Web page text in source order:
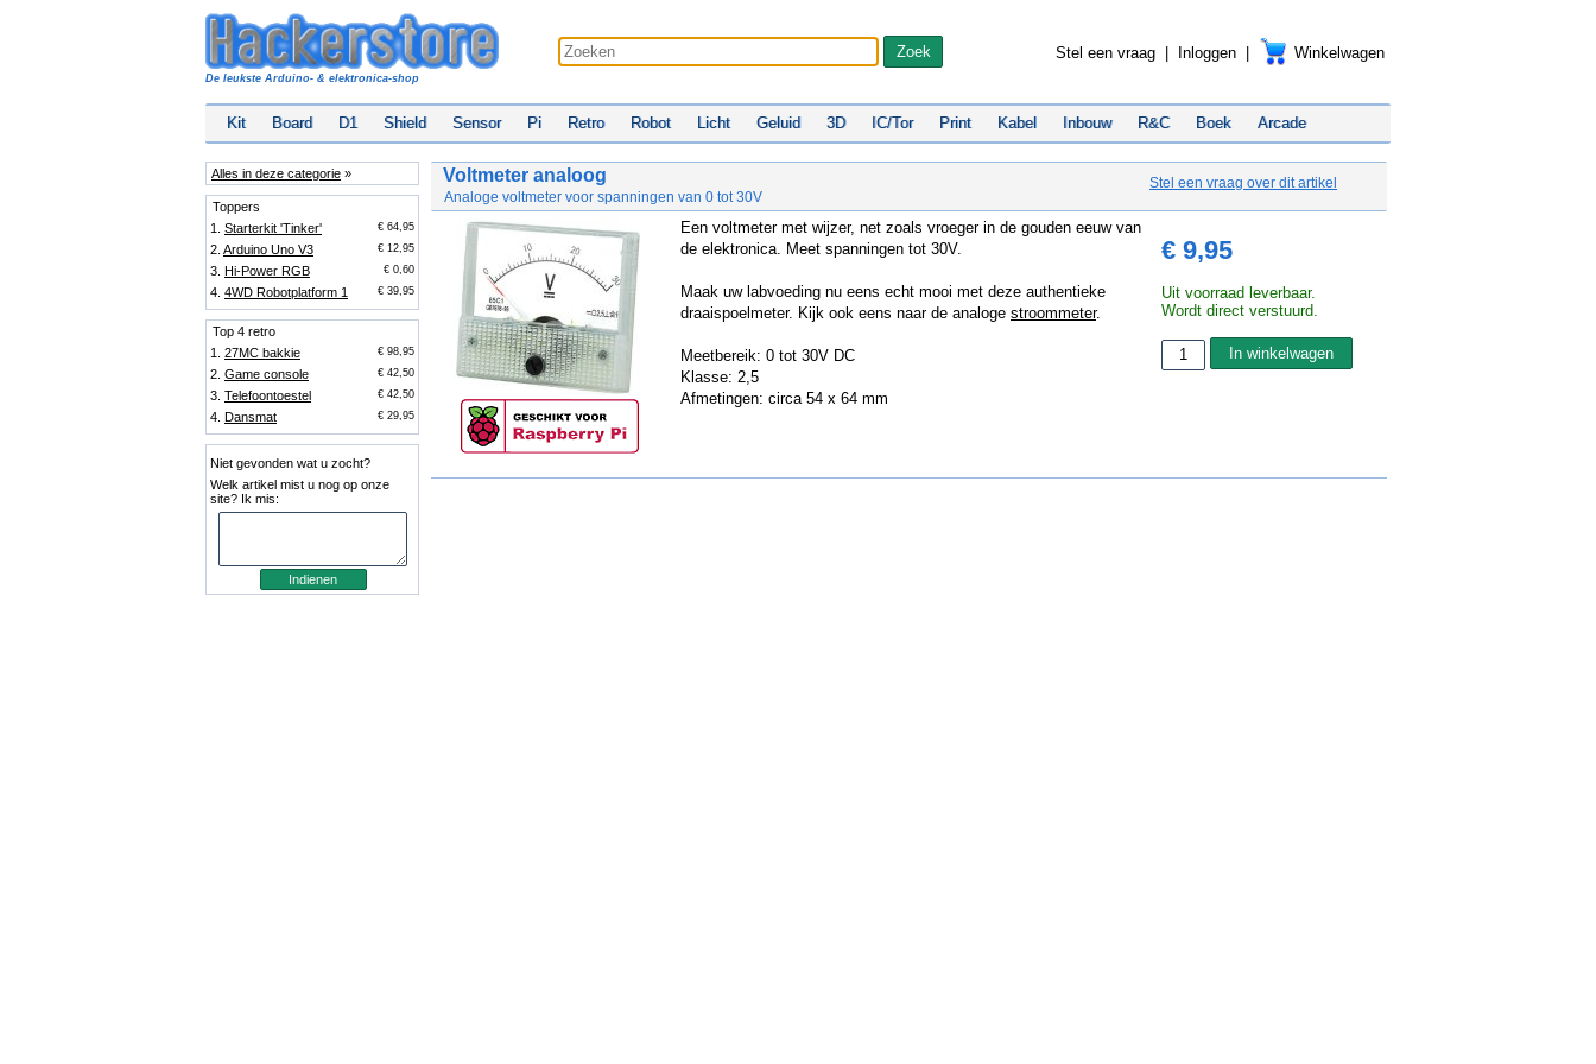
De leukste Arduino- & elektronica-shop
Stel een vraag Inloggen Winkelwagen
Kit Board D1 Shield Sensor Pi Retro Robot Licht Geluid 3D IC/Tor Print Kabel Inbouw R&C Boek Arcade
Alles in deze categorie »
Toppers
1. Starterkit 'Tinker' € 64,95
2. Arduino Uno V3 € 12,95
3. Hi-Power RGB € 0,60
4. 4WD Robotplatform 1 € 39,95
Top 4 retro
1. 27MC bakkie € 98,95
2. Game console € 42,50
3. Telefoontoestel € 42,50
4. Dansmat € 29,95
Niet gevonden wat u zocht?
Welk artikel mist u nog op onze
site? Ik mis:
Voltmeter analoog
Analoge voltmeter voor spanningen van 0 tot 30V
Stel een vraag over dit artikel
Een voltmeter met wijzer, net zoals vroeger in de gouden eeuw van
de elektronica. Meet spanningen tot 30V.
Maak uw labvoeding nu eens echt mooi met deze authentieke
draaispoelmeter. Kijk ook eens naar de analoge stroommeter.
Meetbereik: 0 tot 30V DC
Klasse: 2,5
Afmetingen: circa 54 x 64 mm
€ 9,95
Uit voorraad leverbaar.
Wordt direct verstuurd.